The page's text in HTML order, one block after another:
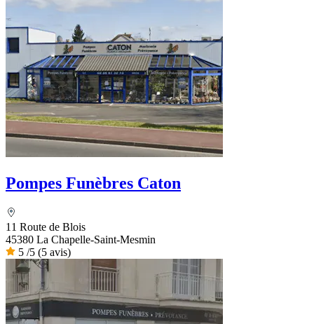
Pompes Funèbres Caton
11 Route de Blois
45380 La Chapelle-Saint-Mesmin
5 /5 (5 avis)